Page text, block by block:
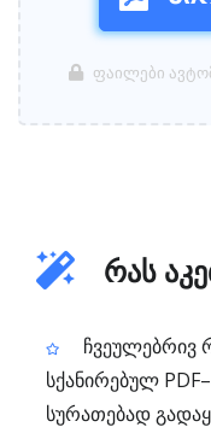
ფაილები
რას
ჩვეულებრივ
სქანირებულ
სურათებად